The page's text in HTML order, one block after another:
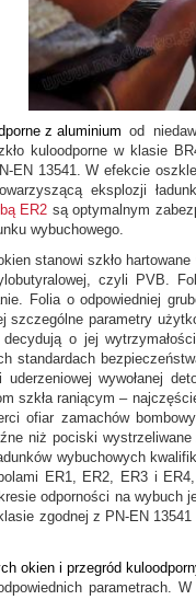
z aluminium od
kuloodporne w klasie
EN 13541. W efekcie
eksplozji
ER2 są optymalnym
wybuchowego.
stanowi szkło
czyli PVB.
Folia o odpowiedniej
szczególne parametry
decydują o jej
standardach
wywołanej
szkła raniącym –
ofiar zamachów
niż pociski
wybuchowych
ER1, ER2, ER3 i
odporności na wybuch
zgodnej z PN-EN
okien i przegród
parametrach.